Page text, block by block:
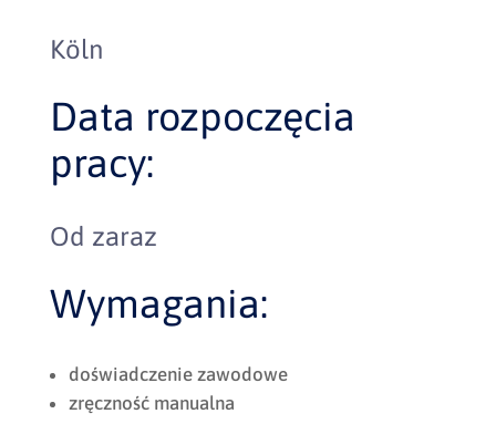
Köln
Data rozpoczęcia
pracy:
Od zaraz
Wymagania:
doświadczenie zawodowe
zręczność manualna